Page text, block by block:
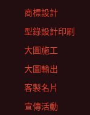
商標設計
型錄設計印刷
大圖施工
大圖輸出
客製名片
宣傳活動